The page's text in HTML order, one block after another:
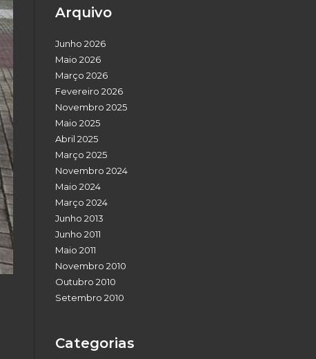
Arquivo
Junho 2026
Maio 2026
Março 2026
Fevereiro 2026
Novembro 2025
Maio 2025
Abril 2025
Março 2025
Novembro 2024
Maio 2024
Março 2024
Junho 2013
Junho 2011
Maio 2011
Novembro 2010
Outubro 2010
Setembro 2010
Categorias